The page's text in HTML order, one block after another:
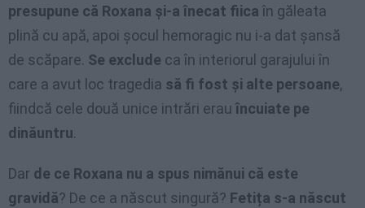
presupune că Roxana și-a înecat fiica în găleata
plină cu apă, apoi șocul hemoragic nu i-a dat șansă
de scăpare. Se exclude ca în interiorul garajului în
care a avut loc tragedia să fi fost și alte persoane,
fiindcă cele două unice intrări erau încuiate pe
dinăuntru.
Dar de ce Roxana nu a spus nimănui că este
gravidă? De ce a născut singură? Fetița s-a născut